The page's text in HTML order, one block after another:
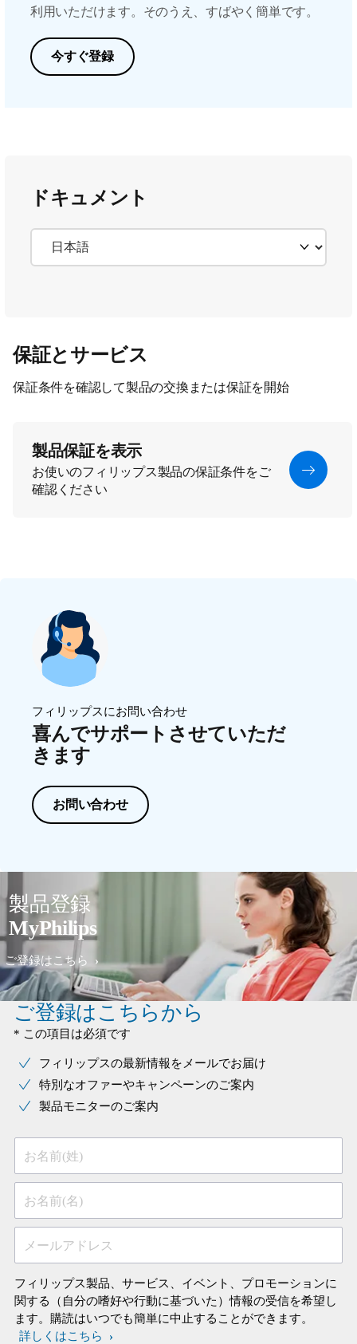
利用いただけます。そのうえ、すばやく簡単です。
今すぐ登録
ドキュメント
保証とサービス
保証条件を確認して製品の交換または保証を開始
製品保証を表示
お使いのフィリップス製品の保証条件をご
確認ください
フィリップスにお問い合わせ
喜んでサポートさせていただ
きます
お問い合わせ
製品登録
MyPhilips
ご登録はこちら
ご登録はこちらから
* この項目は必須です
フィリップスの最新情報をメールでお届け
特別なオファーやキャンペーンのご案内
製品モニターのご案内
お名前(姓)
お名前(名)
メールアドレス
フィリップス製品、サービス、イベント、プロモーションに
関する（自分の嗜好や行動に基づいた）情報の受信を希望し
ます。購読はいつでも簡単に中止することができます。
詳しくはこちら